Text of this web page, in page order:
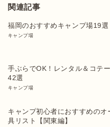
関連記事
福岡のおすすめキャンプ場19
キャンプ場
手ぶらでOK！レンタル＆コテ
42選
キャンプ場
キャンプ初心者におすすめの
具リスト【関東編】